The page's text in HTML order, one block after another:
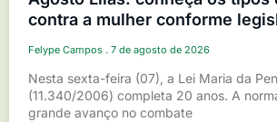
contra a mulher conforme
Felype Campos 7 de agosto de 2026
Nesta sexta-feira (07), a Lei Maria da
(11.340/2006) completa 20 anos. A
grande avanço no combate